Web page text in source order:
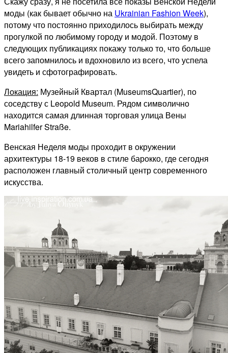
моды (как бывает обычно на Ukrainian Fashion Week),
потому что постоянно приходилось выбирать между
прогулкой по любимому городу и модой. Поэтому в
следующих публикациях покажу только то, что больше
всего запомнилось и вдохновило из всего, что успела
увидеть и сфотографировать.
Локация: Музейный Квартал (MuseumsQuartier), по
соседству с Leopold Museum. Рядом символично
находится самая длинная торговая улица Вены
Mariahilfer Straße.
Венская Неделя моды проходит в окружении
архитектуры 18-19 веков в стиле барокко, где сегодня
расположен главный столичный центр современного
искусства.